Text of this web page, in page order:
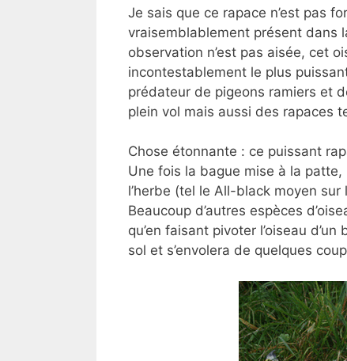
Je sais que ce rapace n’est pas
vraisemblablement présent dans
observation n’est pas aisée, cet
incontestablement le plus
prédateur de pigeons ramiers et
plein vol mais aussi des rapaces
Chose étonnante : ce puissant
Une fois la bague mise à la patte,
l’herbe (tel le All-black moyen
Beaucoup d’autres espèces
qu’en faisant pivoter l’oiseau
sol et s’envolera de quelques